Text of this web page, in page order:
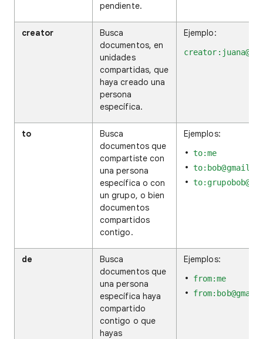
pendiente.
creator
Busca
documentos, en
unidades
compartidas, que
haya creado una
persona
específica.
Ejemplo:
to
Busca
documentos que
compartiste con
una persona
específica o con
un grupo, o bien
documentos
compartidos
contigo.
Ejemplos:
to:me
de
Busca
documentos que
una persona
específica haya
compartido
contigo o que
hayas
Ejemplos:
from:me